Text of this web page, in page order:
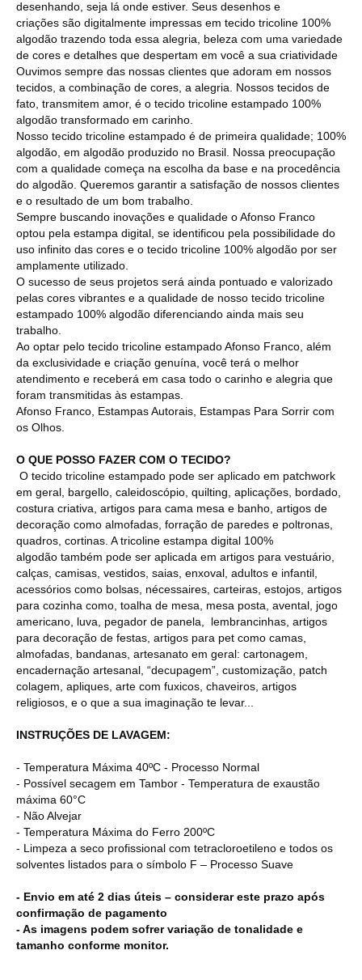
desenhando, seja lá onde estiver. Seus desenhos e
criações são digitalmente impressas em tecido tricoline 100%
algodão trazendo toda essa alegria, beleza com uma variedade
de cores e detalhes que despertam em você a sua criatividade
Ouvimos sempre das nossas clientes que adoram em nossos
tecidos, a combinação de cores, a alegria. Nossos tecidos de
fato, transmitem amor, é o tecido tricoline estampado 100%
algodão transformado em carinho.
Nosso tecido tricoline estampado é de primeira qualidade; 100%
algodão, em algodão produzido no Brasil. Nossa preocupação
com a qualidade começa na escolha da base e na procedência
do algodão. Queremos garantir a satisfação de nossos clientes
e o resultado de um bom trabalho.
Sempre buscando inovações e qualidade o Afonso Franco
optou pela estampa digital, se identificou pela possibilidade do
uso infinito das cores e o tecido tricoline 100% algodão por ser
amplamente utilizado.
O sucesso de seus projetos será ainda pontuado e valorizado
pelas cores vibrantes e a qualidade de nosso tecido tricoline
estampado 100% algodão diferenciando ainda mais seu
trabalho.
Ao optar pelo tecido tricoline estampado Afonso Franco, além
da exclusividade e criação genuína, você terá o melhor
atendimento e receberá em casa todo o carinho e alegria que
foram transmitidas às estampas.
Afonso Franco, Estampas Autorais, Estampas Para Sorrir com
os Olhos.
O QUE POSSO FAZER COM O TECIDO?
O tecido tricoline estampado pode ser aplicado em patchwork
em geral, bargello, caleidoscópio, quilting, aplicações, bordado,
costura criativa, artigos para cama mesa e banho, artigos de
decoração como almofadas, forração de paredes e poltronas,
quadros, cortinas. A tricoline estampa digital 100%
algodão também pode ser aplicada em artigos para vestuário,
calças, camisas, vestidos, saias, enxoval, adultos e infantil,
acessórios como bolsas, nécessaires, carteiras, estojos, artigos
para cozinha como, toalha de mesa, mesa posta, avental, jogo
americano, luva, pegador de panela, lembrancinhas, artigos
para decoração de festas, artigos para pet como camas,
almofadas, bandanas, artesanato em geral: cartonagem,
encadernação artesanal, “decupagem”, customização, patch
colagem, apliques, arte com fuxicos, chaveiros, artigos
religiosos, e o que a sua imaginação te levar...
INSTRUÇÕES DE LAVAGEM:
- Temperatura Máxima 40ºC - Processo Normal
- Possível secagem em Tambor - Temperatura de exaustão
máxima 60°C
- Não Alvejar
- Temperatura Máxima do Ferro 200ºC
- Limpeza a seco profissional com tetracloroetileno e todos os
solventes listados para o símbolo F – Processo Suave
- Envio em até 2 dias úteis – considerar este prazo após
confirmação de pagamento
- As imagens podem sofrer variação de tonalidade e
tamanho conforme monitor.